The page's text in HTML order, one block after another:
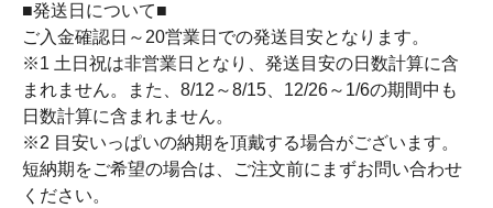
■発送日について■
ご入金確認日～20営業日での発送目安となります。
※1 土日祝は非営業日となり、発送目安の日数計算に含
まれません。また、8/12～8/15、12/26～1/6の期間中も
日数計算に含まれません。
※2 目安いっぱいの納期を頂戴する場合がございます。
短納期をご希望の場合は、ご注文前にまずお問い合わせ
ください。